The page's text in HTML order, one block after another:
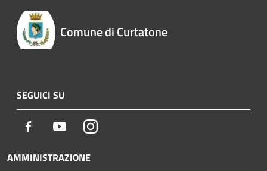
Comune di Curtatone
SEGUICI SU
Facebook YoutubeInstagram
AMMINISTRAZIONE